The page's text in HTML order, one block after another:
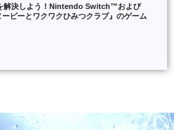
解決しよう！Nintendo Switch™および
ピーとワクワクひみつクラブ』のゲーム